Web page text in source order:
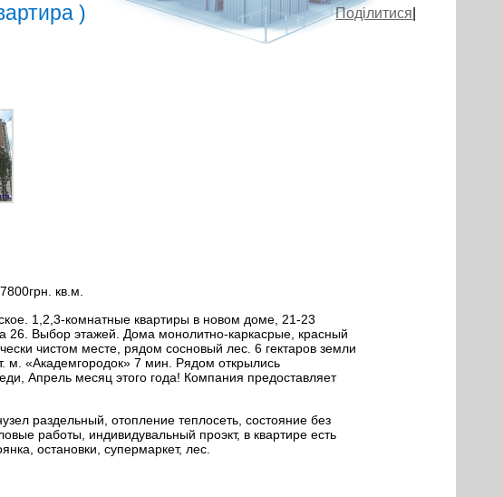
Поділитися
)
кв.м.
1,2,3-комнатные квартиры в новом доме, 21-23
Выбор этажей. Дома монолитно-каркасрые, красный
чистом месте, рядом сосновый лес. 6 гектаров земли
м. «Академгородок» 7 мин. Рядом открылись
Апрель месяц этого года! Компания предоставляет
раздельный, отопление теплосеть, состояние без
работы, индивидувальный проэкт, в квартире есть
остановки, супермаркет, лес.